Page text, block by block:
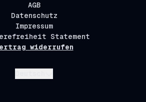
AGB
Datenschutz
Impressum
Statement
widerrufen